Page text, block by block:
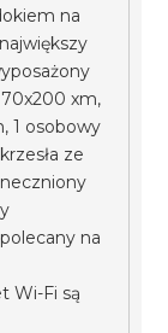
na
xm,
1 osobowy
ze
na
Wi-Fi są